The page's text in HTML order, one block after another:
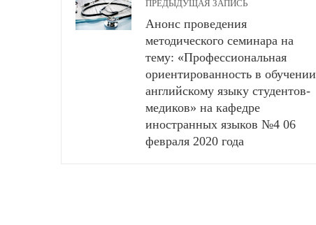
ПРЕДЫДУЩАЯ ЗАПИСЬ
Анонс проведения
методического семинара на
тему: «Профессиональная
ориентированность в обучении
английскому языку студентов-
медиков» на кафедре
иностранных языков №4 06
февраля 2020 года